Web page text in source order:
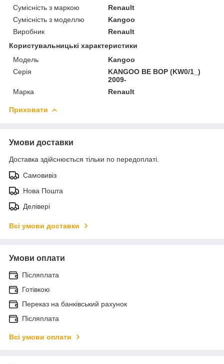
Сумісність з маркою
Renault
Сумісність з моделлю
Kangoo
Виробник
Renault
Користувальницькі характеристики
Модель
Kangoo
Серія
KANGOO BE BOP (KW0/1_)
2009-
Марка
Renault
Приховати
Умови доставки
Доставка здійснюється тільки по передоплаті.
Самовивіз
Нова Пошта
Делівері
Всі умови доставки
Умови оплати
Післяплата
Готівкою
Переказ на банківський рахунок
Післяплата
Всі умови оплати